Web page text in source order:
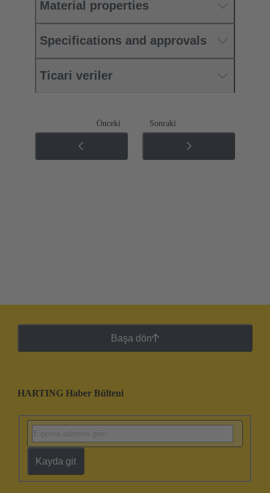
Material properties
Specifications and approvals
Ticari veriler
Önceki Sonraki
Başa dön
HARTING Haber Bülteni
Kayda git